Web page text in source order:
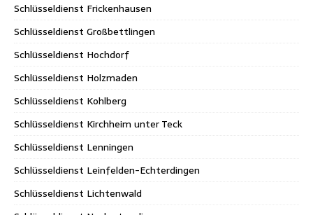
Schlüsseldienst Frickenhausen
Schlüsseldienst Großbettlingen
Schlüsseldienst Hochdorf
Schlüsseldienst Holzmaden
Schlüsseldienst Kohlberg
Schlüsseldienst Kirchheim unter Teck
Schlüsseldienst Lenningen
Schlüsseldienst Leinfelden-Echterdingen
Schlüsseldienst Lichtenwald